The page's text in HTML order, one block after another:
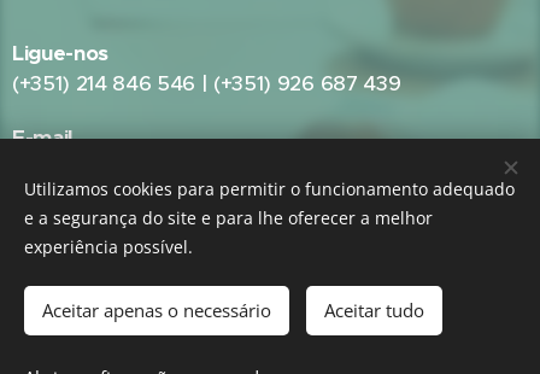
Ligue-nos
(+351) 214 846 546 | (+351) 926 687 439
E-mail
Gestão Pública e Consultoria Autárquica
Utilizamos cookies para permitir o funcionamento adequado
e a segurança do site e para lhe oferecer a melhor
experiência possível.
Aceitar apenas o necessário Aceitar tudo